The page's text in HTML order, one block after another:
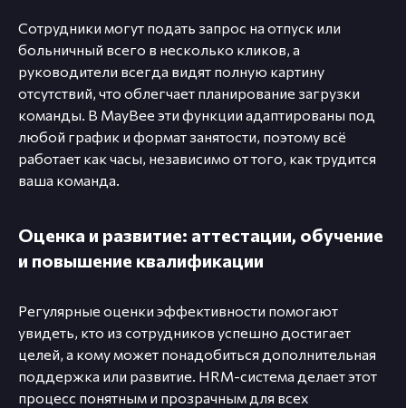
Сотрудники могут подать запрос на отпуск или
больничный всего в несколько кликов, а
руководители всегда видят полную картину
отсутствий, что облегчает планирование загрузки
команды. В MayBee эти функции адаптированы под
любой график и формат занятости, поэтому всё
работает как часы, независимо от того, как трудится
ваша команда.
Оценка и развитие: аттестации, обучение
и повышение квалификации
Регулярные оценки эффективности помогают
увидеть, кто из сотрудников успешно достигает
целей, а кому может понадобиться дополнительная
поддержка или развитие. HRM-система делает этот
процесс понятным и прозрачным для всех